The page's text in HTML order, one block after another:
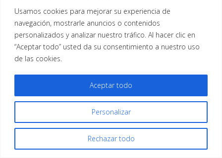
Usamos cookies para mejorar su experiencia de
navegación, mostrarle anuncios o contenidos
personalizados y analizar nuestro tráfico. Al hacer clic en
“Aceptar todo” usted da su consentimiento a nuestro uso
de las cookies.
Personalizar
Rechazar todo
Aceptar todo
Todos los derechos reservados |Aviso Legal| Diseño
Web Infor Xàtiva